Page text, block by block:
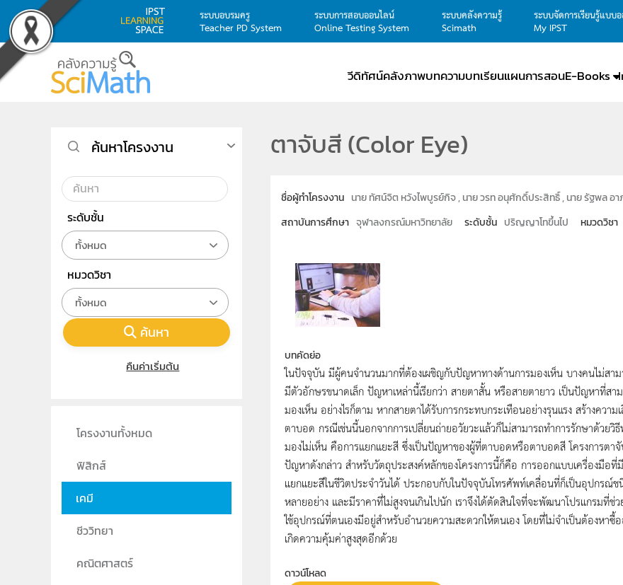
Skip to main content
ระบบอบรมครู
Teacher PD System
ระบบการสอบออนไลน์
Online Testing System
ระบบคลังความรู้
Scimath
ระบบจัดการเรียนรู้แบบ
My IPST
วีดิทัศน์คลังภาพบทความบทเรียนแผนการสอนE-Books
ตาจับสี (Color Eye)
ชื่อผู้ทำโครงงาน นาย ทัศน์จิต หวังไพบูรย์กิจ , นาย วรท อนุศักดิ์ประสิทธิ์ , นาย รัฐพล อา
สถาบันการศึกษา จุฬาลงกรณ์มหาวิทยาลัย ระดับชั้น ปริญญาโทขึ้นไป หมวดวิชา
บทคัดย่อ
ในปัจจุบัน มีผู้คนจำนวนมากที่ต้องเผชิญกับปัญหาทางด้านการมองเห็น บางคนไม่ส
มีตัวอักษรขนาดเล็ก ปัญหาเหล่านี้เรียกว่า สายตาสั้น หรือสายตายาว เป็นปัญหาที่สา
มองเห็น อย่างไรก็ตาม หากสายตาได้รับการกระทบกระเทือนอย่างรุนแรง สร้างควา
ตาบอด กรณีเช่นนี้นอกจากการเปลี่ยนถ่ายอวัยวะแล้วก็ไม่สามารถทำการรักษาด้วย
มองไม่เห็น คือการแยกแยะสี ซึ่งเป็นปัญหาของผู้ที่ตาบอดหรือตาบอดสี โครงการตา
ปัญหาดังกล่าว สำหรับวัตถุประสงค์หลักของโครงการนี้ก็คือ การออกแบบเครื่องมือ
แยกแยะสีในชีวิตประจำวันได้ ประกอบกับในปัจจุบันโทรศัพท์เคลื่อนที่ก็เป็นอุปกรณ์
หลายอย่าง และมีราคาที่ไม่สูงจนเกินไปนัก เราจึงได้ตัดสินใจที่จะพัฒนาโปรแกรมที่
ใช้อุปกรณ์ที่ตนเองมีอยู่สำหรับอำนวยความสะดวกให้ตนเอง โดยที่ไม่จำเป็นต้องห
เกิดความคุ้มค่าสูงสุดอีกด้วย
ดาวน์โหลด
ค้นหาโครงงาน
ระดับชั้น
ทั้งหมด
หมวดวิชา
ทั้งหมด
ค้นหา
คืนค่าเริ่มต้น
โครงงานทั้งหมด
ฟิสิกส์
เคมี
ชีววิทยา
คณิตศาสตร์